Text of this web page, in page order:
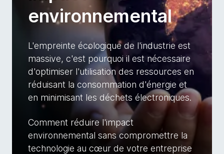
environnemental
L'empreinte écologique de l'industrie est
massive, c'est pourquoi il est nécessaire
d'optimiser l'utilisation des ressources en
réduisant la consommation d'énergie et
en minimisant les déchets électroniques.
Comment réduire l'impact
environnemental sans compromettre la
technologie au cœur de votre entreprise